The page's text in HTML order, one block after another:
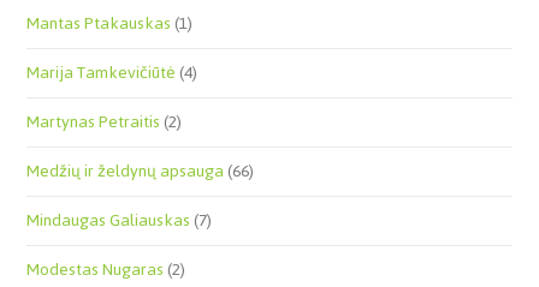
Mantas Ptakauskas(1)
Marija Tamkevičiūtė(4)
Martynas Petraitis(2)
Medžių ir želdynų apsauga(66)
Mindaugas Galiauskas(7)
Modestas Nugaras(2)